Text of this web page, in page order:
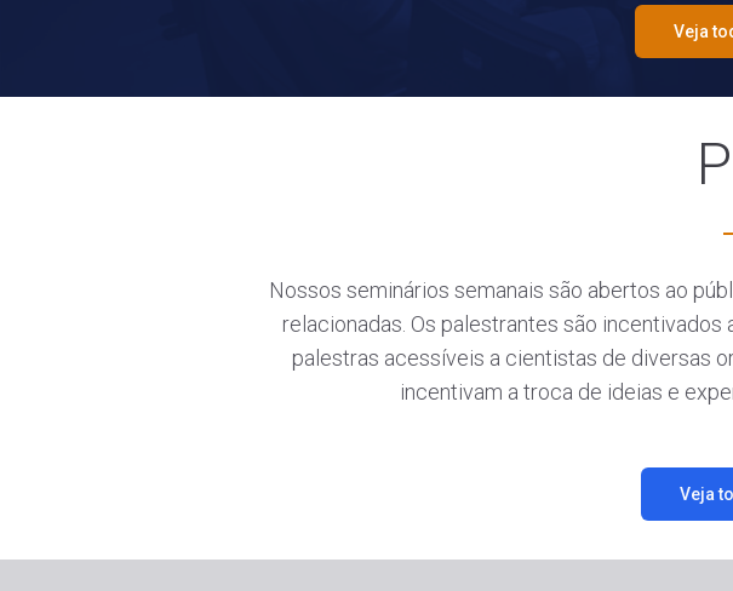
Veja
Nossos seminários semanais são abertos ao
relacionadas. Os palestrantes são
palestras acessíveis a cientistas de diversas
incentivam a troca de ideias e
Veja